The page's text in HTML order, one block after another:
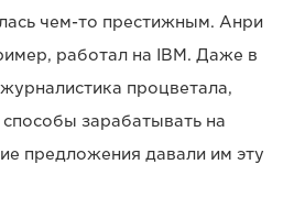
чем-то престижным. Анри
работал на IBM. Даже в
процветала,
зарабатывать на
предложения давали им эту